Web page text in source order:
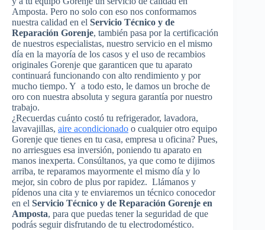
Amposta. Pero no solo con eso nos conformamos
nuestra calidad en el Servicio Técnico y de
Reparación Gorenje, también pasa por la certificación
de nuestros especialistas, nuestro servicio en el mismo
día en la mayoría de los casos y el uso de recambios
originales Gorenje que garanticen que tu aparato
continuará funcionando con alto rendimiento y por
mucho tiempo. Y a todo esto, le damos un broche de
oro con nuestra absoluta y segura garantía por nuestro
trabajo.
¿Recuerdas cuánto costó tu refrigerador, lavadora,
lavavajillas, aire acondicionado o cualquier otro equipo
Gorenje que tienes en tu casa, empresa u oficina? Pues,
no arriesgues esa inversión, poniendo tu aparato en
manos inexperta. Consúltanos, ya que como te dijimos
arriba, te reparamos mayormente el mismo día y lo
mejor, sin cobro de plus por rapidez. Llámanos y
pídenos una cita y te enviaremos un técnico conocedor
en el Servicio Técnico y de Reparación Gorenje en
Amposta, para que puedas tener la seguridad de que
podrás seguir disfrutando de tu electrodoméstico.